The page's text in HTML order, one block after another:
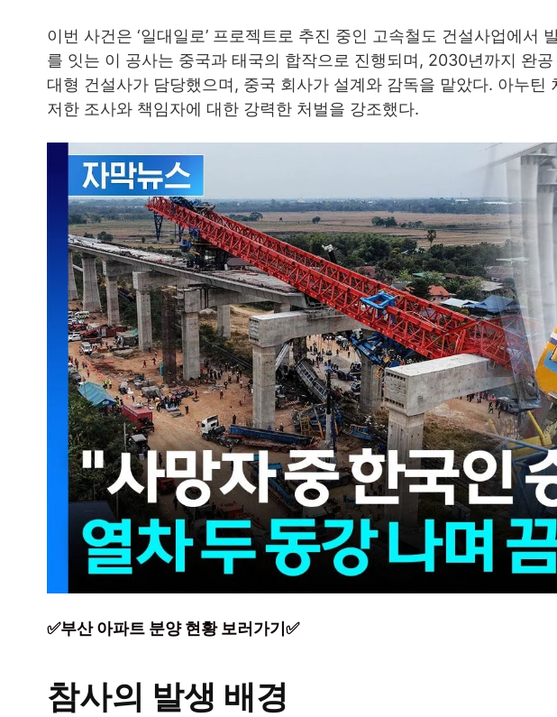
이번 사건은 ‘일대일로’ 프로젝트로 추진 중인 고속철도 건설사업에
를 잇는 이 공사는 중국과 태국의 합작으로 진행되며, 2030년까지 완
대형 건설사가 담당했으며, 중국 회사가 설계와 감독을 맡았다. 아누틴
저한 조사와 책임자에 대한 강력한 처벌을 강조했다.
✅부산 아파트 분양 현황 보러가기✅
참사의 발생 배경